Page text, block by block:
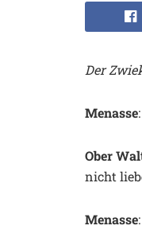
Der
Menasse
Ober
nicht
Menasse